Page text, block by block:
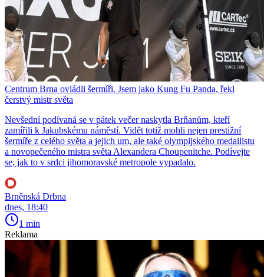
Centrum Brna ovládli šermíři. Jsem jako Kung Fu Panda, řekl
čerstvý mistr světa
Nevšední podívaná se v pátek večer naskytla Brňanům, kteří
zamířili k Jakubskému náměstí. Vidět totiž mohli nejen prestižní
šermíře z celého světa a jejich um, ale také olympijského medailistu
a novopečeného mistra světa Alexandera Choupenitche. Podívejte
se, jak to v srdci jihomoravské metropole vypadalo.
Brněnská Drbna
dnes, 18:40
1 min
Reklama